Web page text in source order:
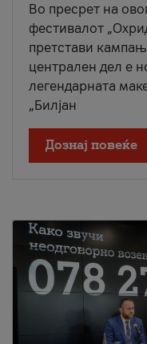
Во пресрет на
фестивалот
претстави
централен дел е
легендарната
„Билјан
Дознај повеќе